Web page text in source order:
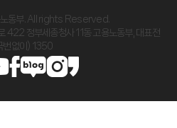
동부. All rights Reserved.
422 정부세종청사 11동 고용노동부, 대표전
번없이) 1350